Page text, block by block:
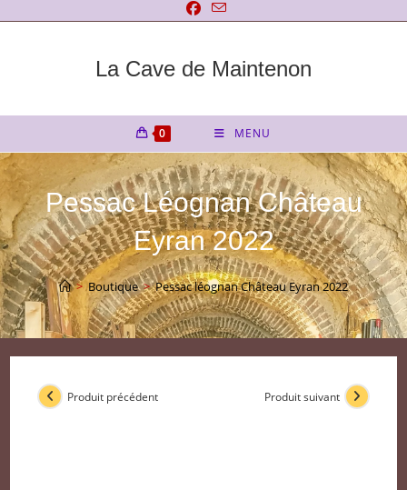
La Cave de Maintenon
0 MENU
Pessac Léognan Château
Eyran 2022
> Boutique > Pessac léognan Château Eyran 2022
Produit précédent Produit suivant